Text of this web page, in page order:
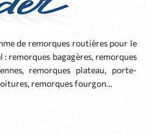
de remorques routières pour le
remorques bagagères, remorques
remorques plateau, porte-
remorques fourgon…